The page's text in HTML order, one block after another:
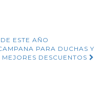
ESTE AÑO
PARA DUCHAS Y
MEJORES DESCUENTOS